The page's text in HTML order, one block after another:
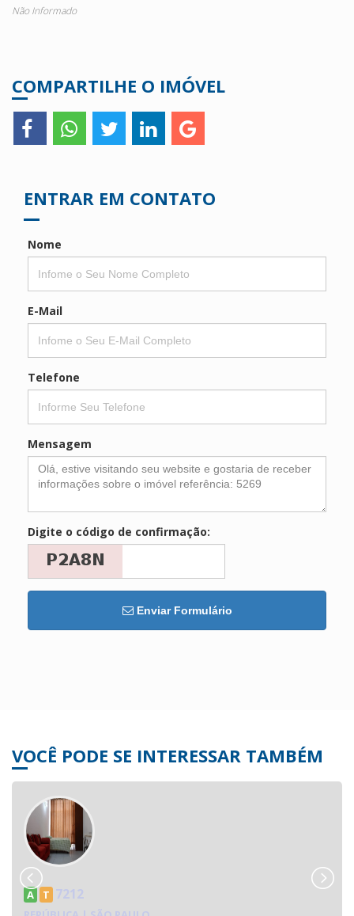
Não Informado
COMPARTILHE O IMÓVEL
ENTRAR EM CONTATO
Nome
E-Mail
Telefone
Mensagem
Digite o código de confirmação:
Enviar Formulário
VOCÊ PODE SE INTERESSAR TAMBÉM
A T 7212